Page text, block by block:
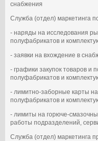
снабжения
Служба (отдел) маркетинга
- наряды на исследования
полуфабрикатов и
- заявки на вхождение в
- графики закупок товаров и
полуфабрикатов и
- лимитно-заборные карты
полуфабрикатов и
- лимиты на горюче-
работы подразделений,
Служба (отдел) маркетинга